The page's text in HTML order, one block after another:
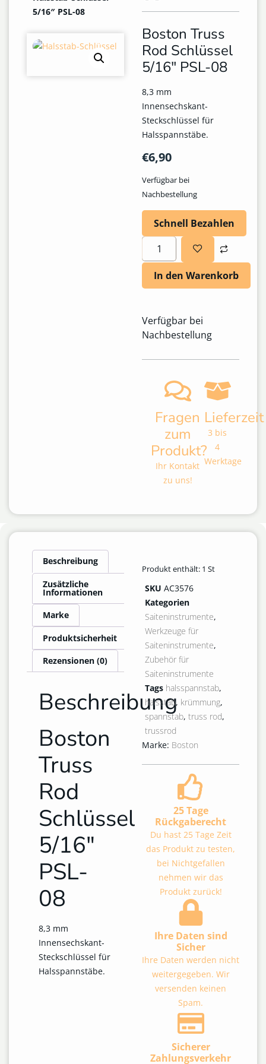
5/16″ PSL-08
Boston Truss
Rod Schlüssel
5/16″ PSL-08
8,3 mm
Innensechskant-
Steckschlüssel für
Halsspannstäbe.
€6,90
Verfügbar bei
Nachbestellung
Schnell Bezahlen
In den Warenkorb
Verfügbar bei
Nachbestellung
Fragen
zum
Produkt?
Ihr Kontakt
zu uns!
Lieferzeit
3 bis
4
Werktage
Beschreibung
Zusätzliche
Informationen
Marke
Produktsicherheit
Rezensionen (0)
Beschreibung
Boston
Truss
Rod
Schlüssel
5/16″
PSL-
08
8,3 mm
Innensechskant-
Steckschlüssel für
Halsspannstäbe.
Produkt enthält: 1 St
SKU AC3576
Kategorien
Saiteninstrumente,
Werkzeuge für
Saiteninstrumente,
Zubehör für
Saiteninstrumente
Tags halsspannstab,
halsstab, krümmung,
spannstab, truss rod,
trussrod
Marke: Boston
25 Tage
Rückgaberecht
Du hast 25 Tage Zeit
das Produkt zu testen,
bei Nichtgefallen
nehmen wir das
Produkt zurück!
Ihre Daten sind
Sicher
Ihre Daten werden nicht
weitergegeben. Wir
versenden keinen
Spam.
Sicherer
Zahlungsverkehr